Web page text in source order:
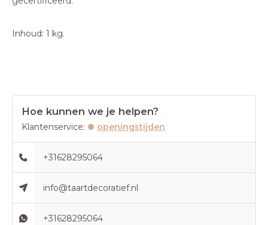
Inhoud: 1 kg.
Hoe kunnen we je helpen?
Klantenservice: openingstijden
+31628295064
info@taartdecoratief.nl
+31628295064